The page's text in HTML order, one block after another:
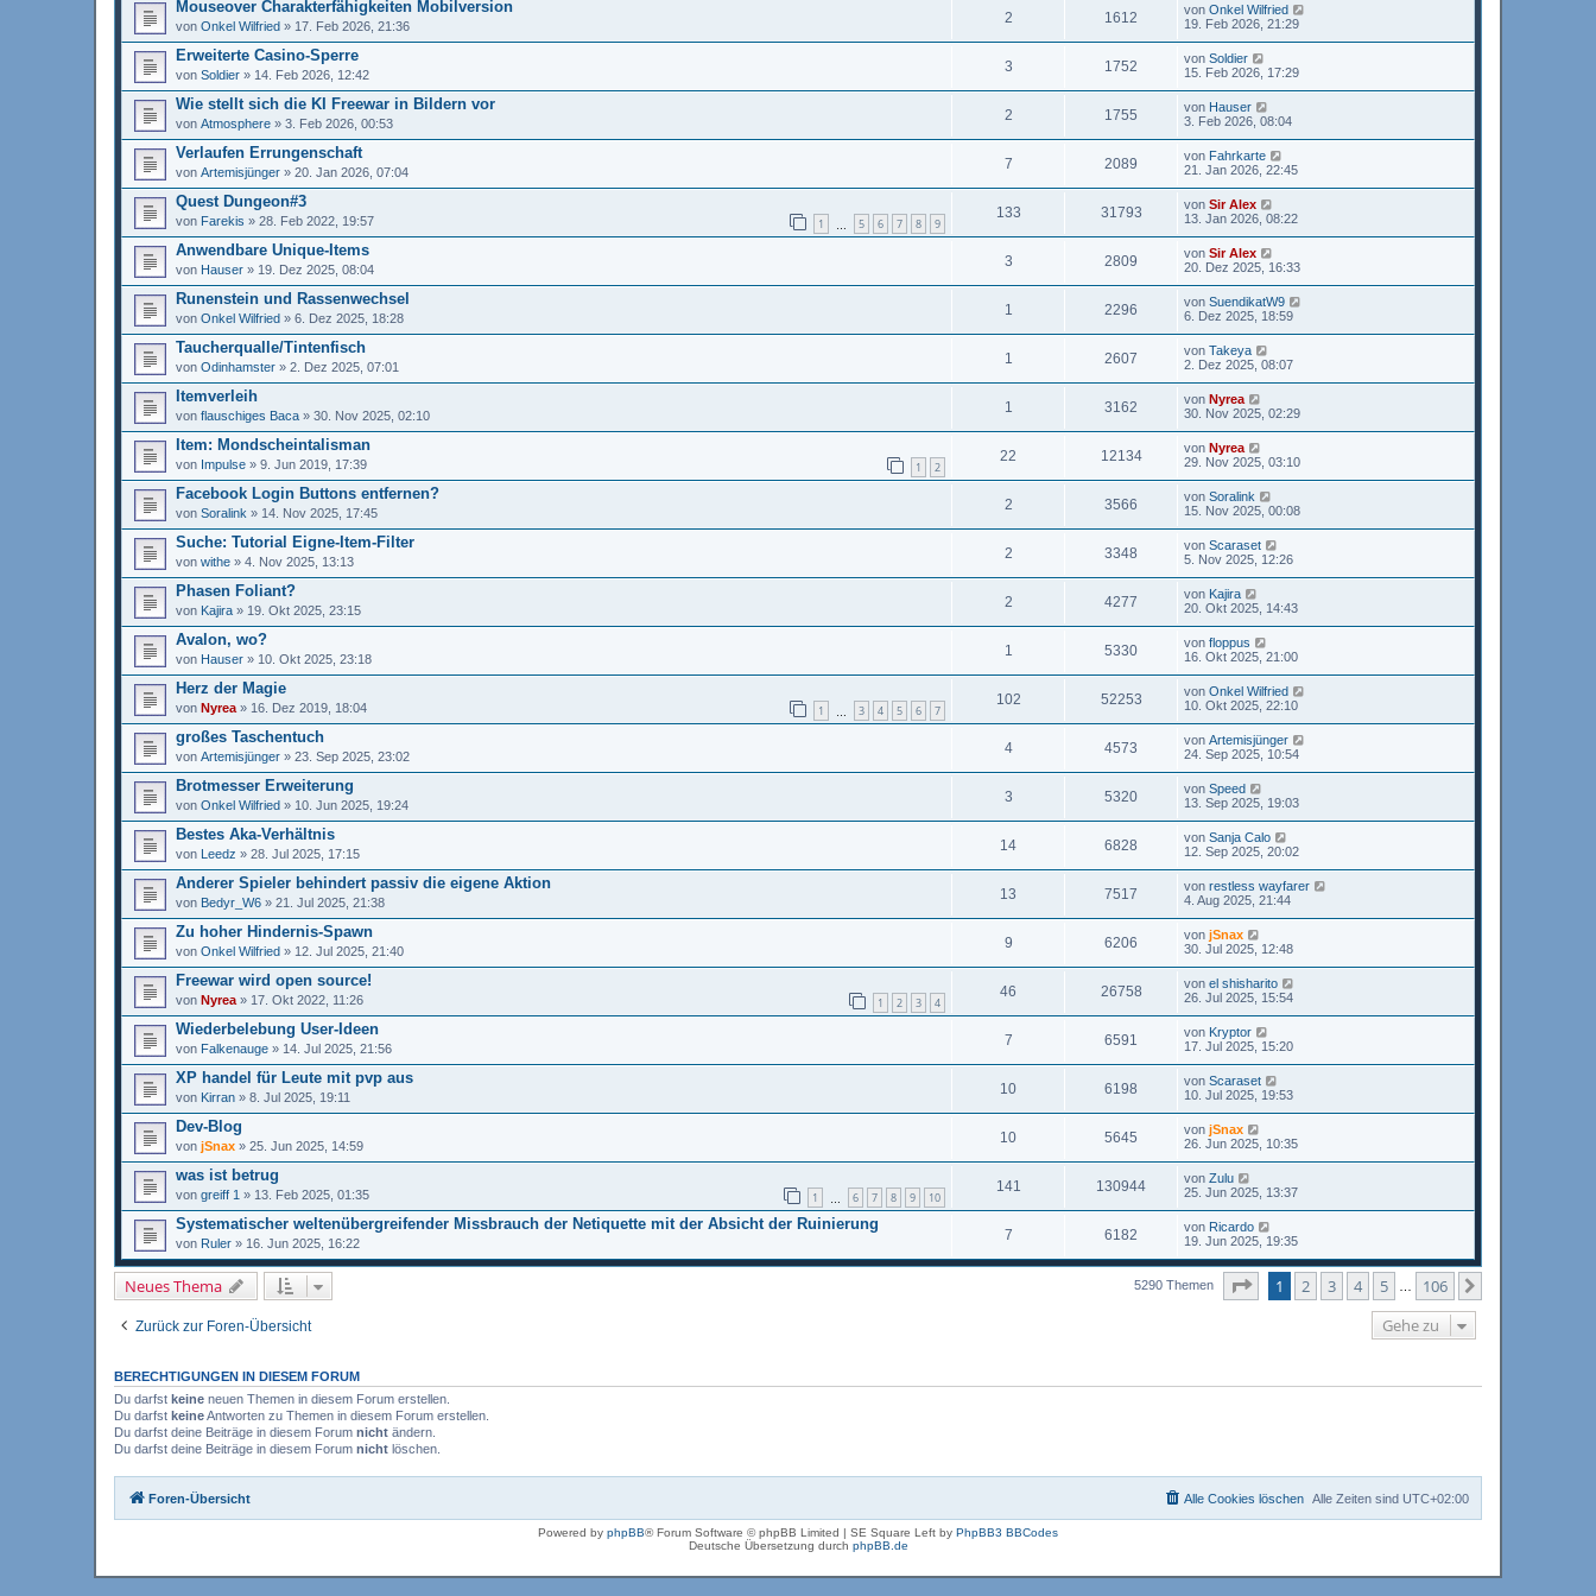
Mouseover Charakterfähigkeiten Mobilversion
von Onkel Wilfried » 17. Feb 2026, 21:36
2 1612 von Onkel Wilfried
19. Feb 2026, 21:29
Erweiterte Casino-Sperre
von Soldier » 14. Feb 2026, 12:42
3 1752 von Soldier
15. Feb 2026, 17:29
Wie stellt sich die KI Freewar in Bildern vor
von Atmosphere » 3. Feb 2026, 00:53
2 1755 von Hauser
3. Feb 2026, 08:04
Verlaufen Errungenschaft
von Artemisjünger » 20. Jan 2026, 07:04
7 2089 von Fahrkarte
21. Jan 2026, 22:45
Quest Dungeon#3
von Farekis » 28. Feb 2022, 19:57 1 5 6 7 8 9
133 31793 von Sir Alex
13. Jan 2026, 08:22
Anwendbare Unique-Items
von Hauser » 19. Dez 2025, 08:04
3 2809 von Sir Alex
20. Dez 2025, 16:33
Runenstein und Rassenwechsel
von Onkel Wilfried » 6. Dez 2025, 18:28
1 2296 von SuendikatW9
6. Dez 2025, 18:59
Taucherqualle/Tintenfisch
von Odinhamster » 2. Dez 2025, 07:01
1 2607 von Takeya
2. Dez 2025, 08:07
Itemverleih
von flauschiges Baca » 30. Nov 2025, 02:10
1 3162 von Nyrea
30. Nov 2025, 02:29
Item: Mondscheintalisman
von Impulse » 9. Jun 2019, 17:39 1 2
22 12134 von Nyrea
29. Nov 2025, 03:10
Facebook Login Buttons entfernen?
von Soralink » 14. Nov 2025, 17:45
2 3566 von Soralink
15. Nov 2025, 00:08
Suche: Tutorial Eigne-Item-Filter
von withe » 4. Nov 2025, 13:13
2 3348 von Scaraset
5. Nov 2025, 12:26
Phasen Foliant?
von Kajira » 19. Okt 2025, 23:15
2 4277 von Kajira
20. Okt 2025, 14:43
Avalon, wo?
von Hauser » 10. Okt 2025, 23:18
1 5330 von floppus
16. Okt 2025, 21:00
Herz der Magie
von Nyrea » 16. Dez 2019, 18:04 1 3 4 5 6 7
102 52253 von Onkel Wilfried
10. Okt 2025, 22:10
großes Taschentuch
von Artemisjünger » 23. Sep 2025, 23:02
4 4573 von Artemisjünger
24. Sep 2025, 10:54
Brotmesser Erweiterung
von Onkel Wilfried » 10. Jun 2025, 19:24
3 5320 von Speed
13. Sep 2025, 19:03
Bestes Aka-Verhältnis
von Leedz » 28. Jul 2025, 17:15
14 6828 von Sanja Calo
12. Sep 2025, 20:02
Anderer Spieler behindert passiv die eigene Aktion
von Bedyr_W6 » 21. Jul 2025, 21:38
13 7517 von restless wayfarer
4. Aug 2025, 21:44
Zu hoher Hindernis-Spawn
von Onkel Wilfried » 12. Jul 2025, 21:40
9 6206 von jSnax
30. Jul 2025, 12:48
Freewar wird open source!
von Nyrea » 17. Okt 2022, 11:26 1 2 3 4
46 26758 von el shisharito
26. Jul 2025, 15:54
Wiederbelebung User-Ideen
von Falkenauge » 14. Jul 2025, 21:56
7 6591 von Kryptor
17. Jul 2025, 15:20
XP handel für Leute mit pvp aus
von Kirran » 8. Jul 2025, 19:11
10 6198 von Scaraset
10. Jul 2025, 19:53
Dev-Blog
von jSnax » 25. Jun 2025, 14:59
10 5645 von jSnax
26. Jun 2025, 10:35
was ist betrug
von greiff 1 » 13. Feb 2025, 01:35 1 6 7 8 9 10
141 130944 von Zulu
25. Jun 2025, 13:37
Systematischer weltenübergreifender Missbrauch der Netiquette mit der Absicht der Ruinierung
von Ruler » 16. Jun 2025, 16:22
7 6182 von Ricardo
19. Jun 2025, 19:35
Neues Thema 5290 Themen Seite von106
1 2 3 4 5 106
Zurück zur Foren-Übersicht Gehe zu
BERECHTIGUNGEN IN DIESEM FORUM
Du darfst keine neuen Themen in diesem Forum erstellen.
Du darfst keineAntworten zu Themen in diesem Forum erstellen.
Du darfst deine Beiträge in diesem Forum nicht ändern.
Du darfst deine Beiträge in diesem Forum nicht löschen.
Foren-Übersicht Alle Zeiten sind UTC+02:00
Alle Cookies löschen
Powered by phpBB® Forum Software © phpBB Limited | SE Square Left by PhpBB3 BBCodes
Deutsche Übersetzung durch phpBB.de